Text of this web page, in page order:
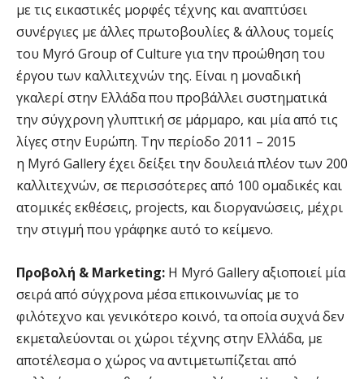
με τις εικαστικές μορφές τέχνης και αναπτύσει
συνέργιες με άλλες πρωτοβουλίες & άλλους τομείς
του Myró Group of Culture για την προώθηση του
έργου των καλλιτεχνών της. Είναι η μοναδική
γκαλερί στην Ελλάδα που προβάλλει συστηματικά
την σύγχρονη γλυπτική σε μάρμαρο, και μία από τις
λίγες στην Ευρώπη. Την περίοδο 2011 – 2015
η Myró Gallery έχει δείξει την δουλειά πλέον των 200
καλλιτεχνών, σε περισσότερες από 100 ομαδικές και
ατομικές εκθέσεις, projects, και διοργανώσεις, μέχρι
την στιγμή που γράφηκε αυτό το κείμενο.
Προβολή & Marketing: Η Myró Gallery αξιοποιεί μία
σειρά από σύγχρονα μέσα επικοινωνίας με το
φιλότεχνο και γενικότερο κοινό, τα οποία συχνά δεν
εκμεταλεύονται οι χώροι τέχνης στην Ελλάδα, με
αποτέλεσμα ο χώρος να αντιμετωπίζεται από